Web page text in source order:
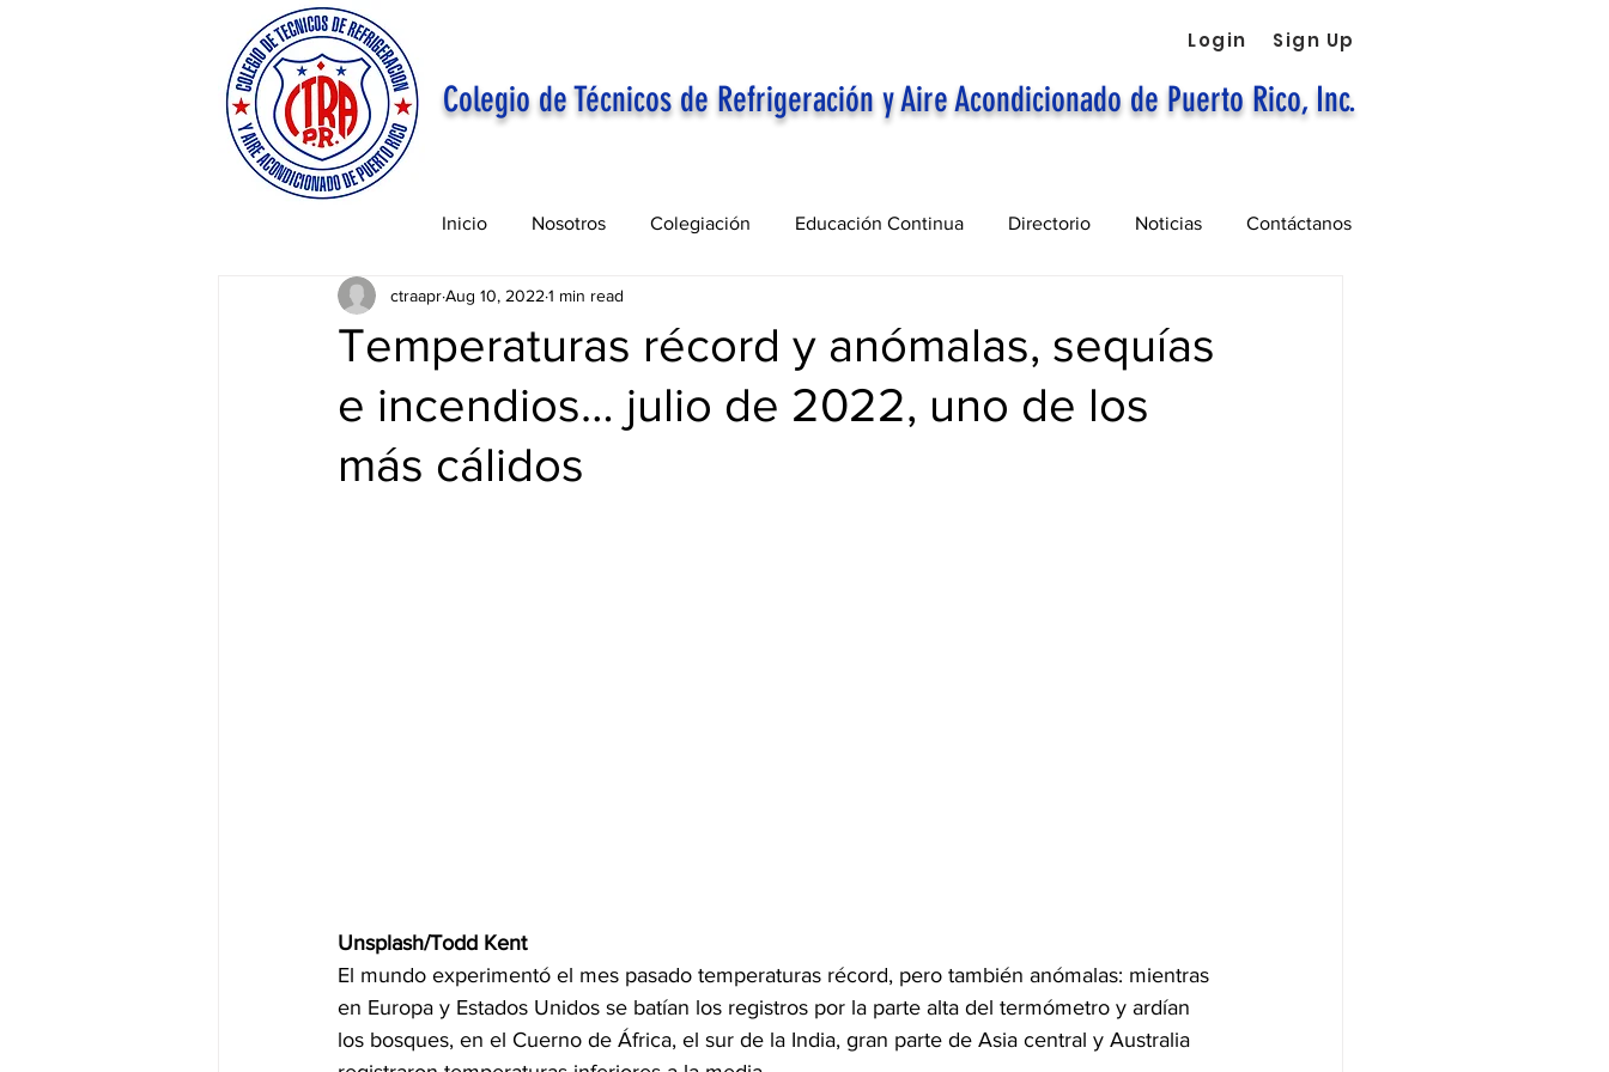
Login Sign Up
Colegio de Técnicos de Refrigeración y Aire Acondicionado de Puerto Rico, Inc.
Inicio Nosotros Colegiación Educación Continua Directorio Noticias Contáctanos
Temperaturas récord y anómalas, sequías
e incendios… julio de 2022, uno de los
más cálidos
ctraaprAug 10, 2022 1 min read
Unsplash/Todd Kent
El mundo experimentó el mes pasado temperaturas récord, pero también anómalas: mientras
en Europa y Estados Unidos se batían los registros por la parte alta del termómetro y ardían
los bosques, en el Cuerno de África, el sur de la India, gran parte de Asia central y Australia